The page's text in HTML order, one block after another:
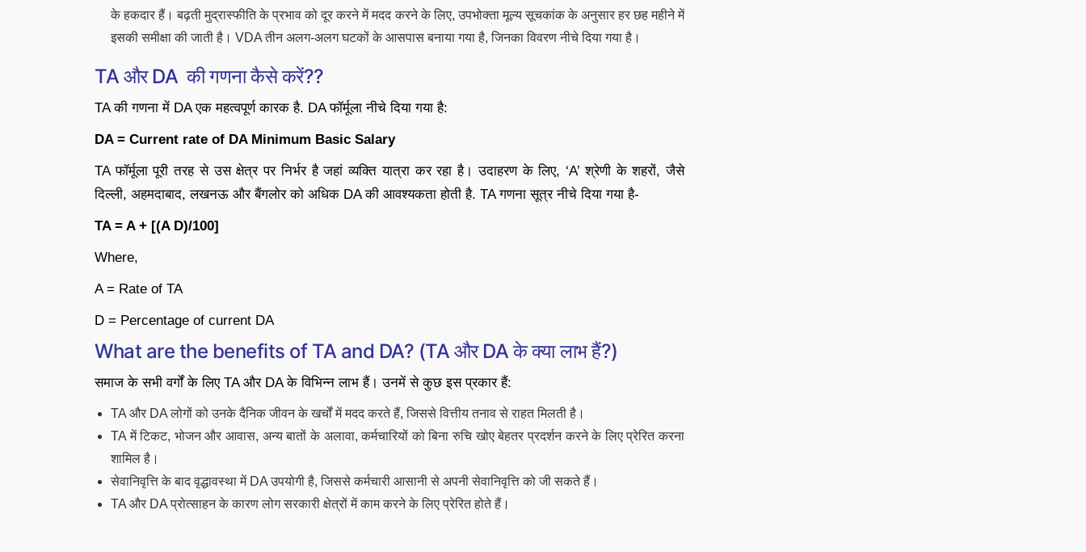
के हकदार हैं। बढ़ती मुद्रास्फीति के प्रभाव को दूर करने में मदद करने के लिए, उपभोक्ता मूल्य सूचकांक के अनुसार हर छह महीने में
इसकी समीक्षा की जाती है। VDA तीन अलग-अलग घटकों के आसपास बनाया गया है, जिनका विवरण नीचे दिया गया है।
TA और DA की गणना कैसे करें??
TA की गणना में DA एक महत्वपूर्ण कारक है. DA फॉर्मूला नीचे दिया गया है:
DA = Current rate of DA Minimum Basic Salary
TA फॉर्मूला पूरी तरह से उस क्षेत्र पर निर्भर है जहां व्यक्ति यात्रा कर रहा है। उदाहरण के लिए, ‘A’ श्रेणी के शहरों, जैसे
दिल्ली, अहमदाबाद, लखनऊ और बैंगलोर को अधिक DA की आवश्यकता होती है. TA गणना सूत्र नीचे दिया गया है-
TA = A + [(A D)/100]
Where,
A = Rate of TA
D = Percentage of current DA
What are the benefits of TA and DA? (TA और DA के क्या लाभ हैं?)
समाज के सभी वर्गों के लिए TA और DA के विभिन्न लाभ हैं। उनमें से कुछ इस प्रकार हैं:
TA और DA लोगों को उनके दैनिक जीवन के खर्चों में मदद करते हैं, जिससे वित्तीय तनाव से राहत मिलती है।
TA में टिकट, भोजन और आवास, अन्य बातों के अलावा, कर्मचारियों को बिना रुचि खोए बेहतर प्रदर्शन करने के लिए प्रेरित करना
शामिल है।
सेवानिवृत्ति के बाद वृद्धावस्था में DA उपयोगी है, जिससे कर्मचारी आसानी से अपनी सेवानिवृत्ति को जी सकते हैं।
TA और DA प्रोत्साहन के कारण लोग सरकारी क्षेत्रों में काम करने के लिए प्रेरित होते हैं।